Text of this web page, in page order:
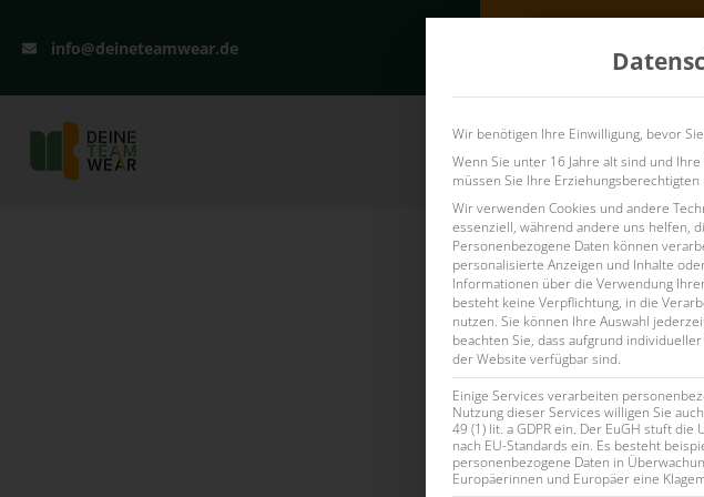
info@deineteamwear.de
Firmenlaufshirts Vereins-
Wir benötigen Ihre Einwilligung, bevor
Wenn Sie unter 16 Jahre alt sind und
müssen Sie Ihre
Wir verwenden Cookies und andere
essenziell, während andere uns helfen,
Personenbezogene Daten können
personalisierte Anzeigen und Inhalte
Informationen über die Verwendung
besteht keine Verpflichtung, in die
nutzen. Sie können Ihre Auswahl
beachten Sie, dass aufgrund
der Website verfügbar sind.
Einige Services verarbeiten
Nutzung dieser Services willigen Sie
49 (1) lit. a GDPR ein. Der EuGH stuft
nach EU-Standards ein. Es besteht
personenbezogene Daten in
Europäerinnen und Europäer eine